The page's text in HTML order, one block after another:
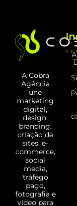
A Cobra
Agência
une
marketing
digital,
design,
branding,
criação de
sites, e-
commerce,
social
media,
tráfego
pago,
fotografia e
vídeo para